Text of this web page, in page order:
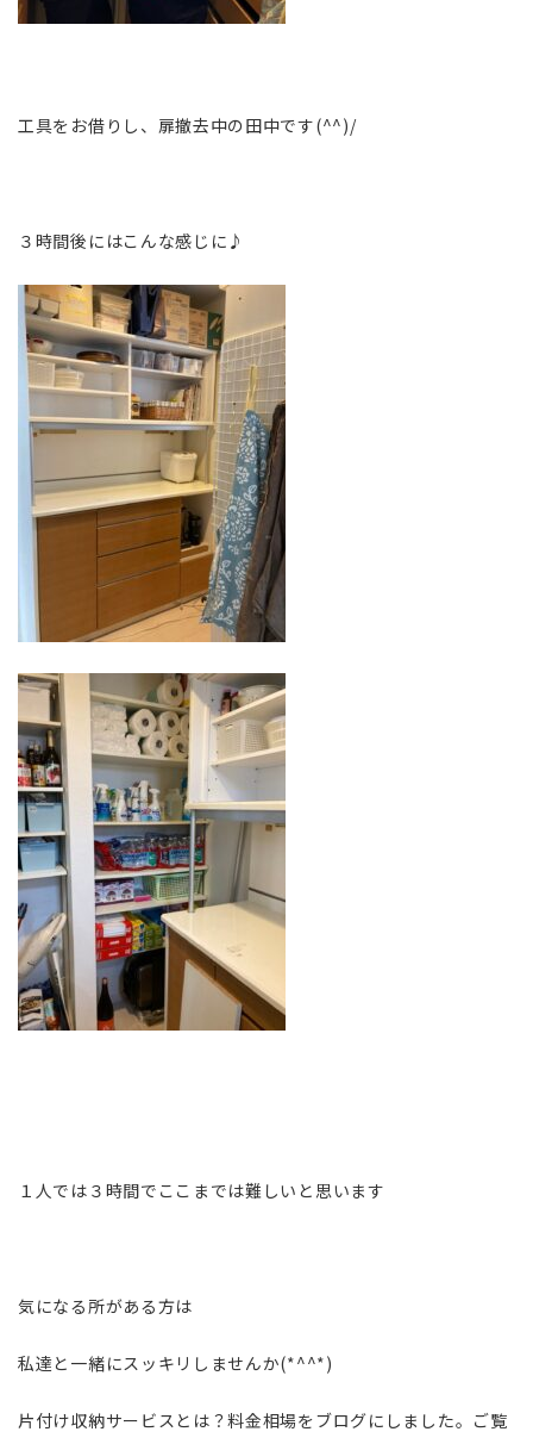
工具をお借りし、扉撤去中の田中です(^^)/
３時間後にはこんな感じに♪
１人では３時間でここまでは難しいと思います
気になる所がある方は
私達と一緒にスッキリしませんか(*^^*)
片付け収納サービスとは？料金相場をブログにしました。ご覧